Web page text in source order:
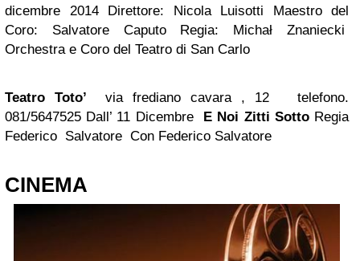
dicembre 2014 Direttore: Nicola Luisotti Maestro del
Coro: Salvatore Caputo Regia: Michał Znaniecki
Orchestra e Coro del Teatro di San Carlo
Teatro Toto’ via frediano cavara , 12 telefono.
081/5647525 Dall’ 11 Dicembre E Noi Zitti Sotto Regia
Federico Salvatore Con Federico Salvatore
CINEMA